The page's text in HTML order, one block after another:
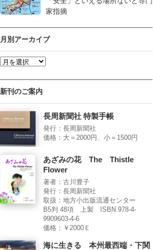
家指摘
月別アーカイブ
新刊のご案内
長周新聞社 特製手帳
発行：長周新聞社
価格：大＝2000円、小＝1500円
あざみの花 The Thistle
Flower
著者：古川豊子
発行：長周新聞社
取扱：地方小出版流通センター
B5判 48項 上製 ISBN 978-4-
9909603-4-6
価格：￥2000Ｅ
海に生きる 本州最西端・下関